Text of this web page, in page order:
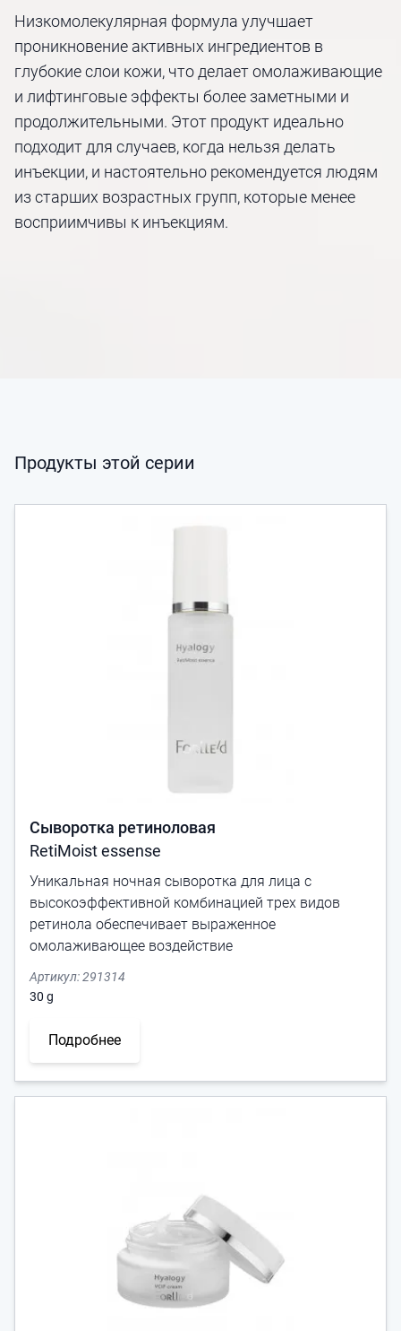
Низкомолекулярная формула улучшает
проникновение активных ингредиентов в
глубокие слои кожи, что делает омолаживающие
и лифтинговые эффекты более заметными и
продолжительными. Этот продукт идеально
подходит для случаев, когда нельзя делать
инъекции, и настоятельно рекомендуется людям
из старших возрастных групп, которые менее
восприимчивы к инъекциям.
Продукты этой серии
Сыворотка ретиноловая
RetiMoist essense
Уникальная ночная сыворотка для лица с
высокоэффективной комбинацией трех видов
ретинола обеспечивает выраженное
омолаживающее воздействие
Артикул:291314
30 g
Подробнее